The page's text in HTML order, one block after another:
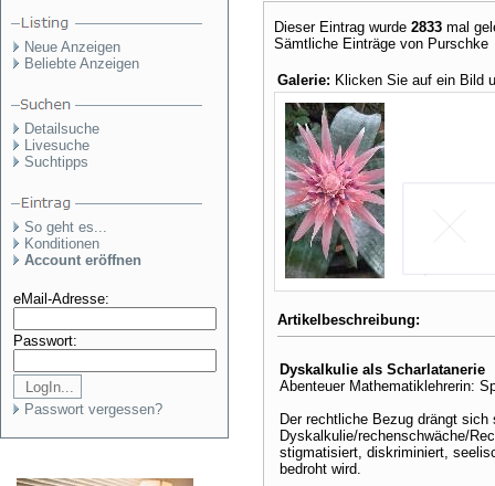
Neue Anzeigen
Beliebte Anzeigen
Detailsuche
Livesuche
Suchtipps
So geht es...
Konditionen
Account eröffnen
eMail-Adresse:
Passwort:
Passwort vergessen?
Dieser Eintrag wurde 2833 mal
Sämtliche Einträge von
Galerie: Klicken Sie auf ein Bild
Artikelbeschreibung:
Dyskalkulie als Scharlatanerie
Abenteuer Mathematiklehrerin:
Der rechtliche Bezug drängt
Dyskalkulie/rechenschwäche/
stigmatisiert, diskriminiert,
bedroht wird.